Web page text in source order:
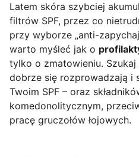
Latem skóra szybciej
filtrów SPF, przez co
przy wyborze „anti-
warto myśleć jak o
tylko o zmatowieniu. Szukaj
dobrze się rozprowadzają i
Twoim SPF – oraz
komedonolitycznym,
pracę gruczołów łojowych.